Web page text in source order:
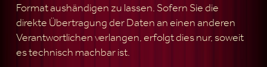
Format aushändigen zu lassen. Sofern Sie die
direkte Übertragung der Daten an einen anderen
Verantwortlichen verlangen, erfolgt dies nur, soweit
es technisch machbar ist.